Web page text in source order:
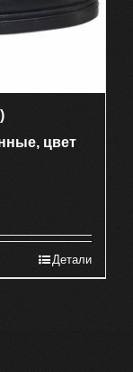
цвет
Детали